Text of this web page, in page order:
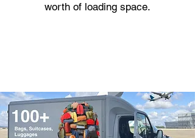
worth of loading space.